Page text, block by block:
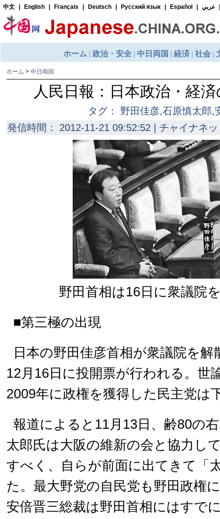
ホーム > 中日両国
人民日報：日本政治・経
タグ： 野田佳彦,石原慎太郎,
発信時間： 2012-11-21 09:52:52 | チャイナネ
野田首相は16日に衆議院
■第三極の出現
日本の野田佳彦首相が衆議院を
12月16日に投開票が行われる。世
2009年に政権を獲得した民主党は
報道によると11月13日、齢80の
太郎氏は大阪の維新の会と協力し
すべく、自らが前面に出てきて「
た。最大野党の自民党も野田政権
安倍晋三総裁は野田首相にはすで